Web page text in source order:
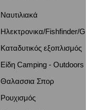
Ναυτιλιακά
Ηλεκτρονικα/Fishfinder/GPS/
Καταδυτικός εξοπλισμός
Είδη Camping - Outdoors
Θαλασσια Σπορ
Ρουχισμός